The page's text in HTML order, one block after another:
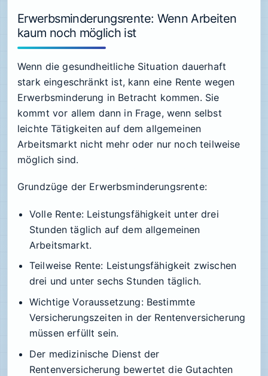
Erwerbsminderungsrente: Wenn Arbeiten
kaum noch möglich ist
Wenn die gesundheitliche Situation dauerhaft
stark eingeschränkt ist, kann eine Rente wegen
Erwerbsminderung in Betracht kommen. Sie
kommt vor allem dann in Frage, wenn selbst
leichte Tätigkeiten auf dem allgemeinen
Arbeitsmarkt nicht mehr oder nur noch teilweise
möglich sind.
Grundzüge der Erwerbsminderungsrente:
Volle Rente: Leistungsfähigkeit unter drei
Stunden täglich auf dem allgemeinen
Arbeitsmarkt.
Teilweise Rente: Leistungsfähigkeit zwischen
drei und unter sechs Stunden täglich.
Wichtige Voraussetzung: Bestimmte
Versicherungszeiten in der Rentenversicherung
müssen erfüllt sein.
Der medizinische Dienst der
Rentenversicherung bewertet die Gutachten